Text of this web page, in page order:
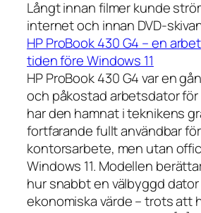
Långt innan filmer kunde
internet och innan DVD-
HP ProBook 430 G4 – en
tiden före Windows 11
HP ProBook 430 G4 var en
och påkostad arbetsdator för
har den hamnat i teknikens
fortfarande fullt användbar för
kontorsarbete, men utan
Windows 11. Modellen
hur snabbt en välbyggd
ekonomiska värde – trots att